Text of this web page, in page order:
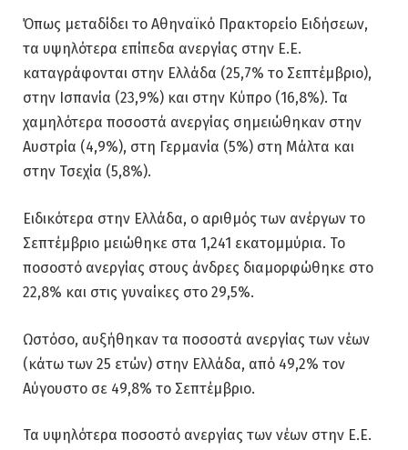
Όπως μεταδίδει το Αθηναϊκό Πρακτορείο Ειδήσεων,
τα υψηλότερα επίπεδα ανεργίας στην Ε.Ε.
καταγράφονται στην Ελλάδα (25,7% το Σεπτέμβριο),
στην Ισπανία (23,9%) και στην Κύπρο (16,8%). Τα
χαμηλότερα ποσοστά ανεργίας σημειώθηκαν στην
Αυστρία (4,9%), στη Γερμανία (5%) στη Μάλτα και
στην Τσεχία (5,8%).
Ειδικότερα στην Ελλάδα, ο αριθμός των ανέργων το
Σεπτέμβριο μειώθηκε στα 1,241 εκατομμύρια. Το
ποσοστό ανεργίας στους άνδρες διαμορφώθηκε στο
22,8% και στις γυναίκες στο 29,5%.
Ωστόσο, αυξήθηκαν τα ποσοστά ανεργίας των νέων
(κάτω των 25 ετών) στην Ελλάδα, από 49,2% τον
Αύγουστο σε 49,8% το Σεπτέμβριο.
Τα υψηλότερα ποσοστό ανεργίας των νέων στην Ε.Ε.